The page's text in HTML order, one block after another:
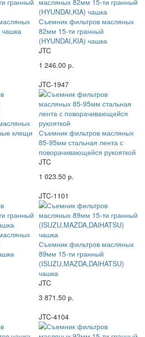
Съемник фильтров масляных
82мм 15-ти гранный
(HYUNDAI,KIA) чашка
JTC
1 246.00 р.
клещи
JTC-1947
Съемник фильтров масляных
85-95мм стальная лента с
поворачивающейся рукояткой
JTC
1 023.50 р.
JTC-1101
Съемник фильтров масляных
89мм 15-ти гранный
(ISUZU,MAZDA,DAIHATSU)
чашка
JTC
3 871.50 р.
JTC-4104